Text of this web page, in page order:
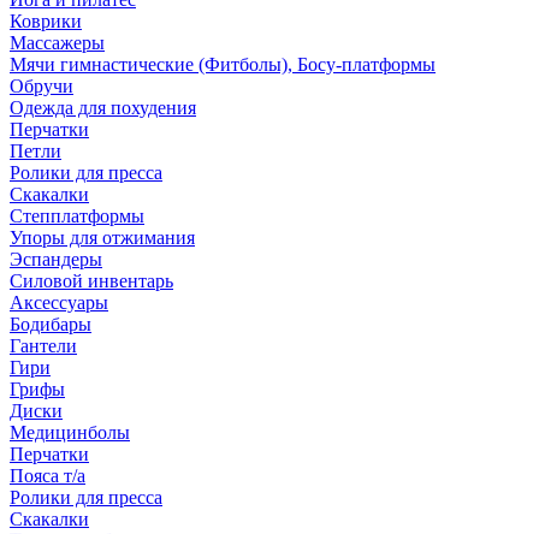
Коврики
Массажеры
Мячи гимнастические (Фитболы), Босу-платформы
Обручи
Одежда для похудения
Перчатки
Петли
Ролики для пресса
Скакалки
Степплатформы
Упоры для отжимания
Эспандеры
Силовой инвентарь
Аксессуары
Бодибары
Гантели
Гири
Грифы
Диски
Медицинболы
Перчатки
Пояса т/а
Ролики для пресса
Скакалки